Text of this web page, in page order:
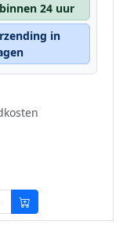
24 uur
in